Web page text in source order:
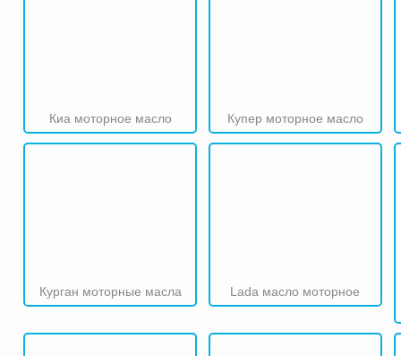
Киа моторное масло Купер моторное масло
Курган моторные масла Lada масло моторное